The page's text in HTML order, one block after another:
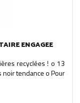
ENGAGEE
recyclées ! o 13
noir tendance o Pour